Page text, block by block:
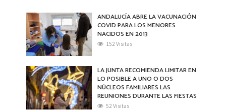
ANDALUCÍA ABRE LA VACUNACIÓN
COVID PARA LOS MENORES
NACIDOS EN 2013
152 Visitas
LA JUNTA RECOMIENDA LIMITAR EN
LO POSIBLE A UNO O DOS
NÚCLEOS FAMILIARES LAS
REUNIONES DURANTE LAS FIESTAS
52 Visitas